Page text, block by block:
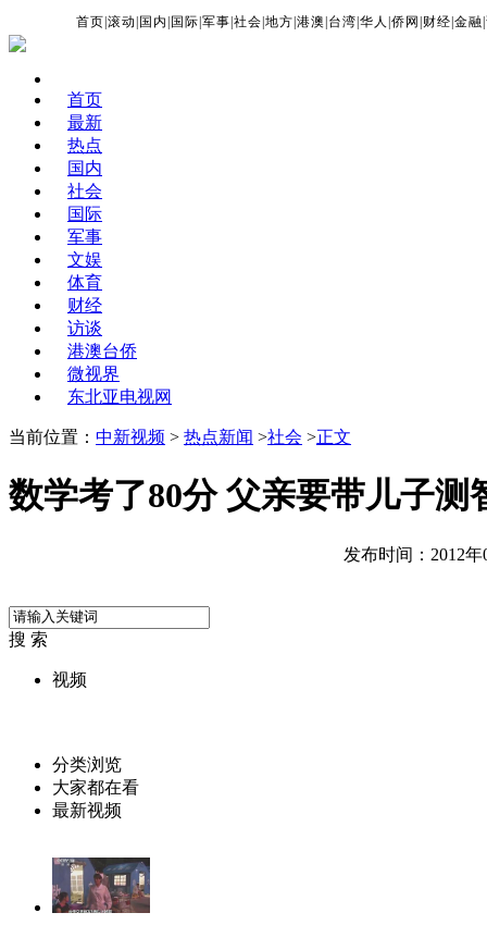
首页 |滚动 国内 国际 |军事 |社会 |地方 |港澳 台湾 |华人 |侨网 财经 |金融 |
首页
最新
热点
国内
社会
国际
军事
文娱
体育
财经
访谈
港澳台侨
微视界
东北亚电视网
当前位置： 中新视频 > 热点新闻 >社会 >正文
数学考了80分 父亲要带儿子测
发布时间：2012年
搜 索
视频
分类浏览
大家都在看
最新视频